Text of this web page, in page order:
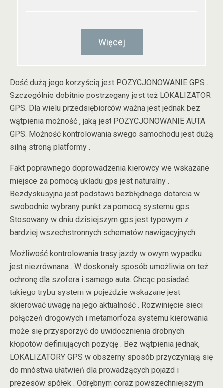
Więcej
Dość dużą jego korzyścią jest POZYCJONOWANIE GPS .
Szczególnie dobitnie postrzegany jest też LOKALIZATOR
GPS. Dla wielu przedsiębiorców ważna jest jednak bez
wątpienia możność , jaką jest POZYCJONOWANIE AUTA
GPS. Możność kontrolowania swego samochodu jest dużą
silną stroną platformy .
Fakt poprawnego doprowadzenia kierowcy we wskazane
miejsce za pomocą układu gps jest naturalny .
Bezdyskusyjna jest podstawa bezbłędnego dotarcia w
swobodnie wybrany punkt za pomocą systemu gps.
Stosowany w dniu dzisiejszym gps jest typowym z
bardziej wszechstronnych schematów nawigacyjnych.
Możliwość kontrolowania trasy jazdy w owym wypadku
jest niezrównana . W doskonały sposób umożliwia on też
ochronę dla szofera i samego auta. Chcąc posiadać
takiego trybu system w pojeździe wskazane jest
skierować uwagę na jego aktualność . Rozwinięcie sieci
połączeń drogowych i metamorfoza systemu kierowania
może się przysporzyć do uwidocznienia drobnych
kłopotów definiujących pozycję . Bez wątpienia jednak,
LOKALIZATORY GPS w obszerny sposób przyczyniają się
do mnóstwa ułatwień dla prowadzących pojazd i
prezesów spółek . Odrębnym coraz powszechniejszym